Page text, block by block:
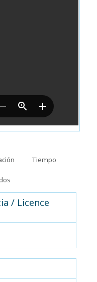
Tiempo
/ Licence